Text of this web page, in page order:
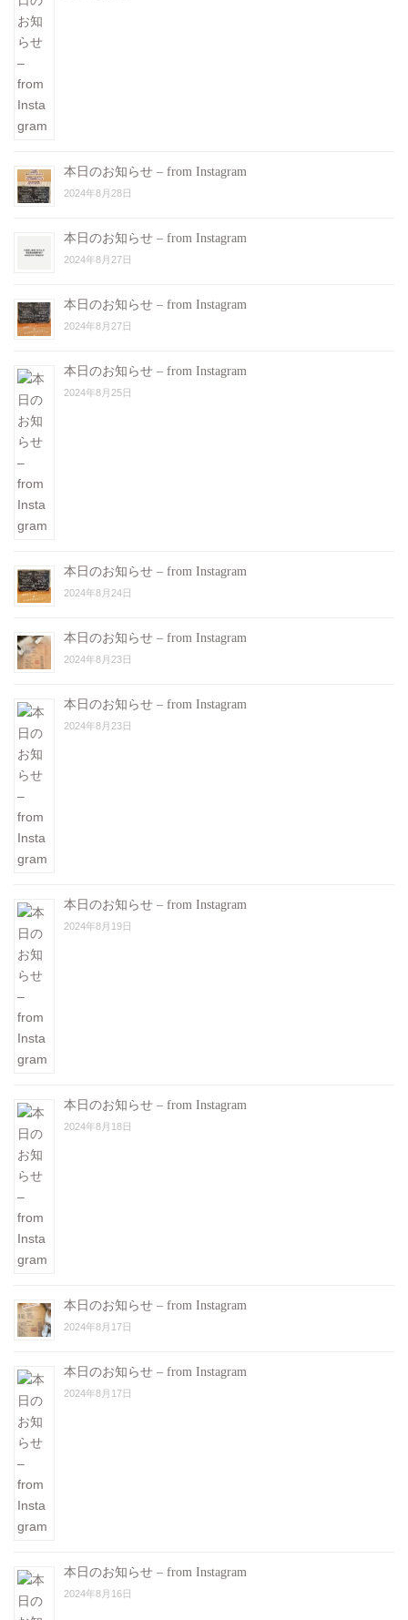
本日のお知らせ – from Instagram
2024年8月28日
本日のお知らせ – from Instagram
2024年8月27日
本日のお知らせ – from Instagram
2024年8月27日
本日のお知らせ – from Instagram
2024年8月25日
本日のお知らせ – from Instagram
2024年8月24日
本日のお知らせ – from Instagram
2024年8月23日
本日のお知らせ – from Instagram
2024年8月23日
本日のお知らせ – from Instagram
2024年8月19日
本日のお知らせ – from Instagram
2024年8月18日
本日のお知らせ – from Instagram
2024年8月17日
本日のお知らせ – from Instagram
2024年8月17日
本日のお知らせ – from Instagram
2024年8月16日